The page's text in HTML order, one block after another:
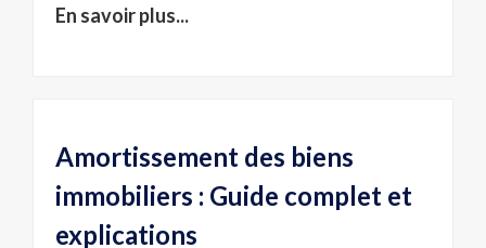
En savoir plus...
Amortissement des biens
immobiliers : Guide complet et
explications